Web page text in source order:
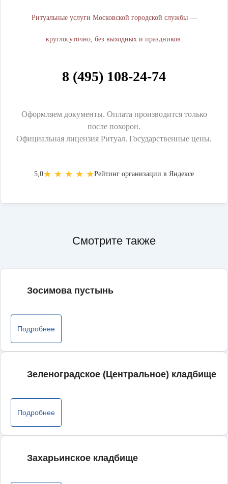
Ритуальные услуги Московской городской службы —
круглосуточно, без выходных и праздников:
8 (495) 108-24-74
Оформляем документы. Оплата производится только
после похорон.
Официальная лицензия Ритуал. Государственные цены.
5,0★ ★ ★ ★ ★Рейтинг организации в Яндексе
Смотрите также
Зосимова пустынь
Подробнее
Зеленоградское (Центральное) кладбище
Подробнее
Захарьинское кладбище